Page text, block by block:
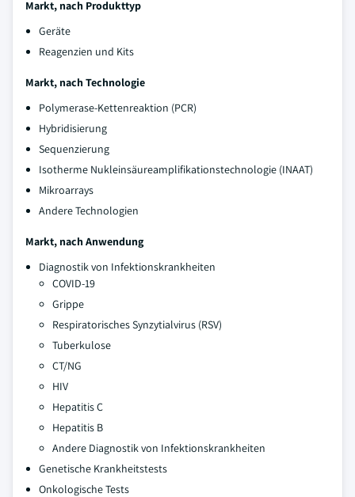
Markt, nach Produkttyp
Geräte
Reagenzien und Kits
Markt, nach Technologie
Polymerase-Kettenreaktion (PCR)
Hybridisierung
Sequenzierung
Isotherme Nukleinsäureamplifikationstechnologie (INAAT)
Mikroarrays
Andere Technologien
Markt, nach Anwendung
Diagnostik von Infektionskrankheiten
COVID-19
Grippe
Respiratorisches Synzytialvirus (RSV)
Tuberkulose
CT/NG
HIV
Hepatitis C
Hepatitis B
Andere Diagnostik von Infektionskrankheiten
Genetische Krankheitstests
Onkologische Tests